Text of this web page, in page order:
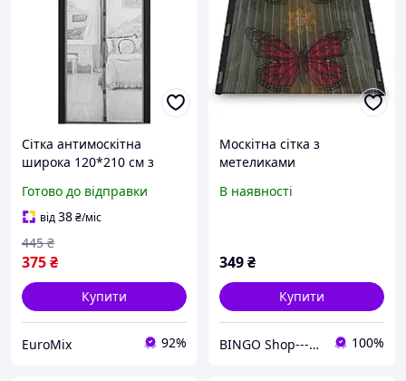
Сітка антимоскітна
широка 120*210 см з
магніти у вигляді пташок
Чорна
Готово до відправки
від38₴/міс
375₴
445 ₴
Купити
EuroMix 92%
Москітна сітка з
метеликами
В наявності
349₴
Купити
BINGO Shop---ви завжди у виграші! 100%